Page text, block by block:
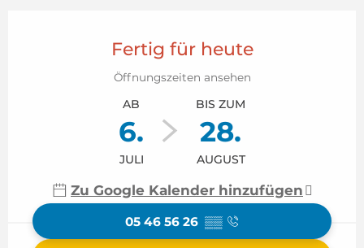
Fertig für heute
Öffnungszeiten ansehen
AB
6.
JULI
BIS ZUM
28.
AUGUST
Zu Google Kalender hinzufügen
05 46 56 26 ▒▒